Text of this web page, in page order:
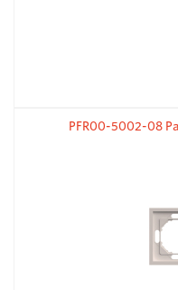
PFR00-5002-08